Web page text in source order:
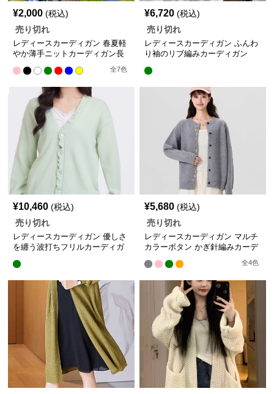
¥2,000 (税込)
売り切れ
レディースカーディガン 春夏軽
やか薄手ニットカーディガン長
全7色
¥6,720 (税込)
売り切れ
レディースカーディガン ふんわ
り袖のリブ編みカーディガン
¥10,460 (税込)
売り切れ
レディースカーディガン 優しさ
を纏う波打ちフリルカーディガ
¥5,680 (税込)
売り切れ
レディースカーディガン マルチ
カラーボタン かぎ針編みカーデ
全4色